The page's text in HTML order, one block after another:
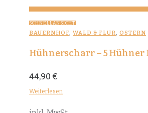
SCHNELLANSICHT
BAUERNHOF, WALD & FLUR, OSTERN
Hühnerscharr – 5
44,90 €
Weiterlesen